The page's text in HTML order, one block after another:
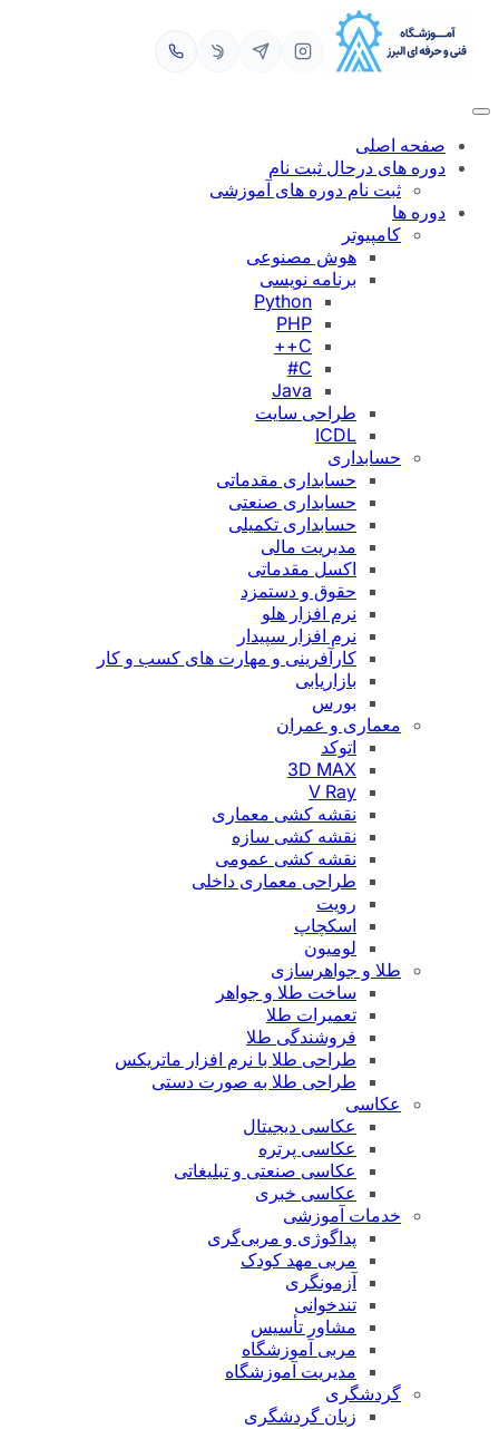
محتوا
صفحه اصلی
دوره های درحال ثبت نام
ثبت نام دوره های آموزشی
دوره ها
کامپیوتر
هوش مصنوعی
برنامه نویسی
Python
PHP
C++
C#
Java
طراحی سایت
ICDL
حسابداری
حسابداری مقدماتی
حسابداری صنعتی
حسابداری تکمیلی
مدیریت مالی
اکسل مقدماتی
حقوق و دستمزد
نرم افزار هلو
نرم افزار سپیدار
کارآفرینی و مهارت های کسب و کار
بازاریابی
بورس
معماری و عمران
اتوکد
3D MAX
V Ray
نقشه کشی معماری
نقشه کشی سازه
نقشه کشی عمومی
طراحی معماری داخلی
رویت
اسکچاپ
لومیون
طلا و جواهرسازی
ساخت طلا و جواهر
تعمیرات طلا
فروشندگی طلا
طراحی طلا با نرم افزار ماتریکس
طراحی طلا به صورت دستی
عکاسی
عکاسی دیجیتال
عکاسی پرتره
عکاسی صنعتی و تبلیغاتی
عکاسی خبری
خدمات آموزشی
پداگوژی و مربی‌گری
مربی مهد کودک
آزمونگری
تندخوانی
مشاور تأسیس
مربی آموزشگاه
مدیریت آموزشگاه
گردشگری
زبان گردشگری